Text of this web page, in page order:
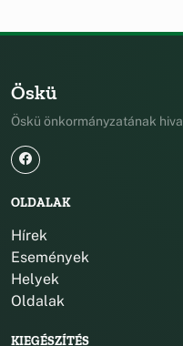
Öskü
Öskü önkormányzatának
OLDALAK
Hírek
Események
Helyek
Oldalak
KIEGÉSZÍTÉS